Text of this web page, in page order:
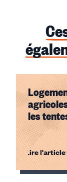
les
Lire l'article